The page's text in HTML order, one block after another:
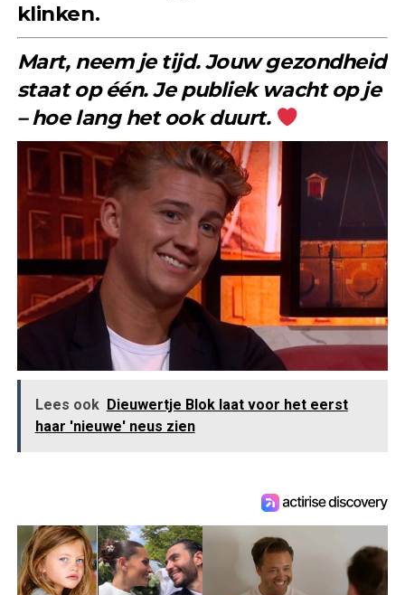
klinken.
Mart, neem je tijd. Jouw gezondheid
staat op één. Je publiek wacht op je
– hoe lang het ook duurt.
Lees ook Dieuwertje Blok laat voor het eerst
haar 'nieuwe' neus zien